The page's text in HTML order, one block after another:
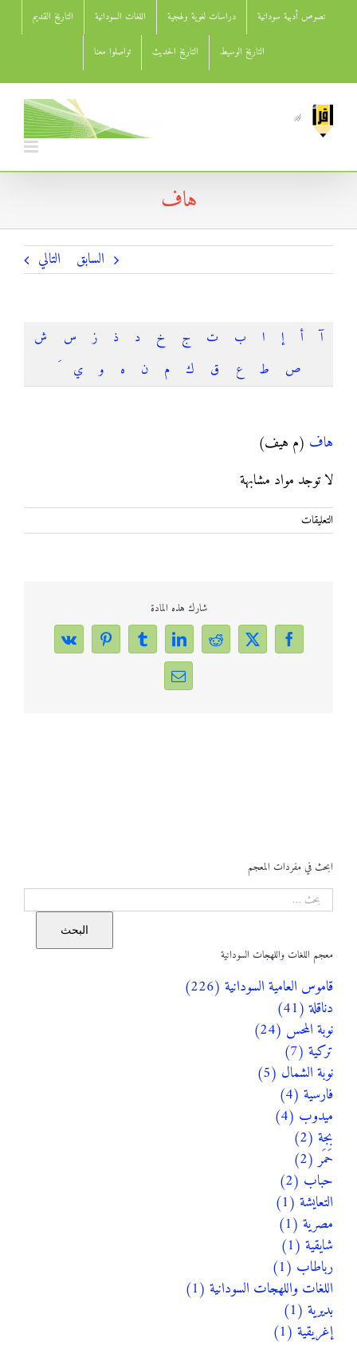
نصوص أدبية سودانية دراسات لغوية ولهجية اللغات السودانية التاريخ القديم
التاريخ الوسيط التاريخ الحديث تواصلوا معنا
هاف
السابق التالي
آ أ إ ا ب ت ج خ د ذ ز س
ش
ص
ط ع ق ك م ن ه و ي
هاف (م هيف)
لا توجد مواد مشابهة
التعليقات
هاف
شارك هذه المادة
Facebook
X
Reddit
LinkedIn
Tumblr
Pinterest
Vk
Email
ابحث في مفردات المعجم
البحث
البحث
معجم اللغات واللهجات السودانية
قاموس العامية السودانية (226)
دناقلة (41)
نوبة المحس (24)
تركية (7)
نوبة الشمال (5)
فارسية (4)
ميدوب (4)
بجة (2)
حَمَر (2)
حباب (2)
التعايشة (1)
مصرية (1)
شايقية (1)
رباطاب (1)
اللغات واللهجات السودانية (1)
بديرية (1)
إغريقية (1)